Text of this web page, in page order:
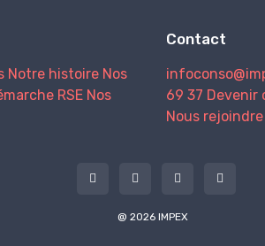
Notre histoire Nos
RSE Nos
Contact
69 37 Devenir
Nous rejoindre
@ 2026 IMPEX